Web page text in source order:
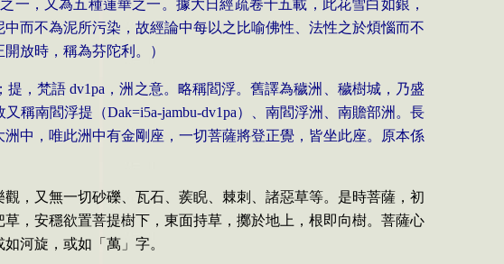
一，又為五種蓮華之一。據大日經疏卷十五載，此花雪白如銀，
而不為泥所污染，故經論中每以之比喻佛性、法性之於煩惱而不
放時，稱為芬陀利。）
提，梵語 dv1pa ，洲之意。略稱閻浮。舊譯為穢洲、穢樹城，乃盛
又稱南閻浮提（Dak=i5a-jambu-dv1pa）、南閻浮洲、南贍部洲。長
中，唯此洲中有金剛座，一切菩薩將登正覺，皆坐此座。原本係
，又無一切砂礫、瓦石、蒺睨、棘刺、諸惡草等。是時菩薩，初
，安穩欲置菩提樹下，東面持草，擲於地上，根即向樹。菩薩心
河旋，或如「萬」字。